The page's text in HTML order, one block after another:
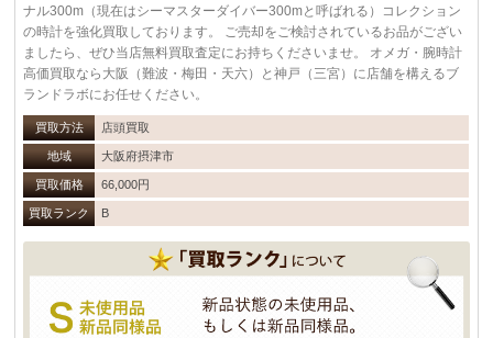
ナル300m（現在はシーマスターダイバー300mと呼ばれる）コレクション
の時計を強化買取しております。 ご売却をご検討されているお品がござい
ましたら、ぜひ当店無料買取査定にお持ちくださいませ。 オメガ・腕時計
高価買取なら大阪（難波・梅田・天六）と神戸（三宮）に店舗を構えるブ
ランドラボにお任せください。
買取方法 店頭買取
地域 大阪府摂津市
買取価格 66,000円
買取ランク B